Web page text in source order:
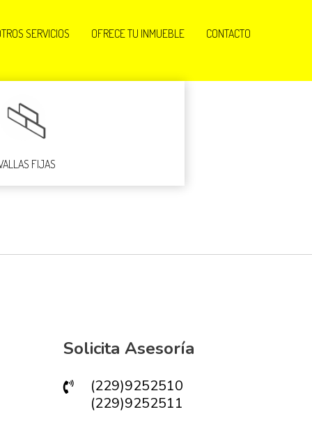
SERVICIOS OFRECE TU INMUEBLE CONTACTO
FIJAS
Solicita Asesoría
(229)9252510
(229)9252511